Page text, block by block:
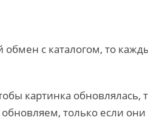
с каталогом, то
картинка обновлялась,
только если